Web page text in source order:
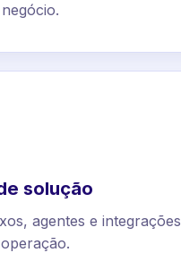
solução
agentes e integrações